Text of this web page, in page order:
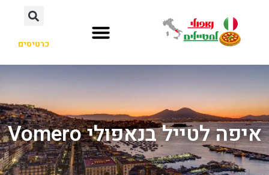
כרטיסים
איפה לטייל בנאפולי Vomero